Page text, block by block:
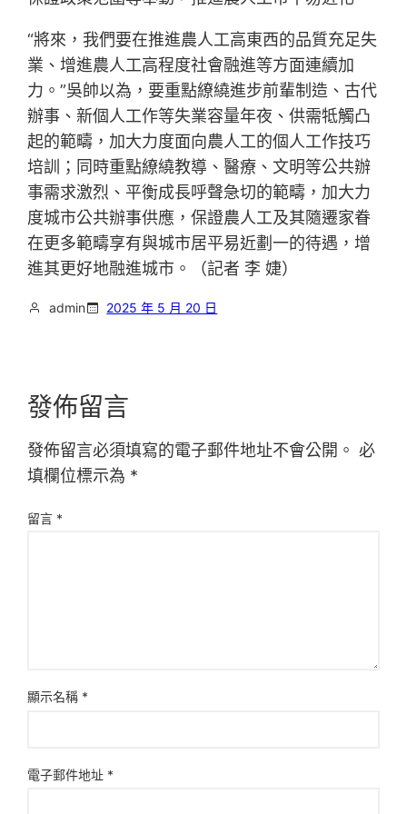
“將來，我們要在推進農人工高東西的品質充足失
業、增進農人工高程度社會融進等方面連續加
力。”吳帥以為，要重點繚繞進步前輩制造、古代
辦事、新個人工作等失業容量年夜、供需牴觸凸
起的範疇，加大力度面向農人工的個人工作技巧
培訓；同時重點繚繞教導、醫療、文明等公共辦
事需求激烈、平衡成長呼聲急切的範疇，加大力
度城市公共辦事供應，保證農人工及其隨遷家眷
在更多範疇享有與城市居平易近劃一的待遇，增
進其更好地融進城市。（記者 李 婕）
admin 2025 年 5 月 20 日
發佈留言
發佈留言必須填寫的電子郵件地址不會公開。 必
填欄位標示為 *
留言 *
顯示名稱 *
電子郵件地址 *